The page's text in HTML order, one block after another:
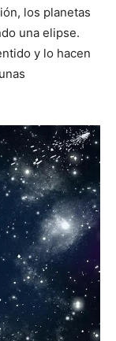
los planetas
una elipse.
y lo hacen